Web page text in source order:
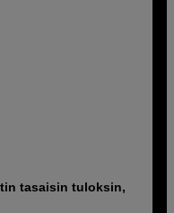
tasaisin tuloksin,